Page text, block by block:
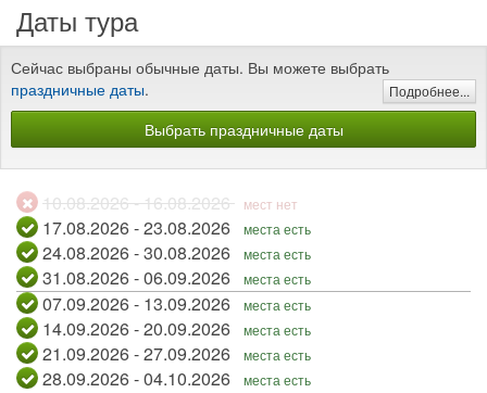
Даты тура
Сейчас выбраны обычные даты. Вы можете выбрать
праздничные даты. Подробнее...
Выбрать праздничные даты
10.08.2026 - 16.08.2026 мест нет
17.08.2026 - 23.08.2026 места есть
24.08.2026 - 30.08.2026 места есть
31.08.2026 - 06.09.2026 места есть
07.09.2026 - 13.09.2026 места есть
14.09.2026 - 20.09.2026 места есть
21.09.2026 - 27.09.2026 места есть
28.09.2026 - 04.10.2026 места есть